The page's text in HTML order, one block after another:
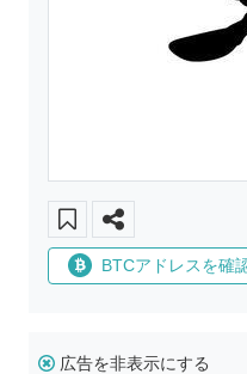
BTCアドレスを確
広告を非表示にする